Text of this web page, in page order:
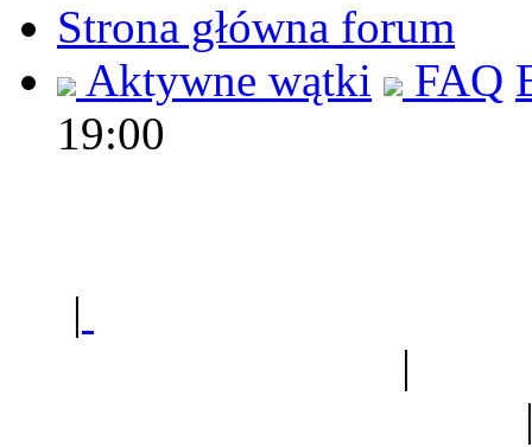
Strona główna forum
Aktywne wątki
FAQ
19:00
|
|